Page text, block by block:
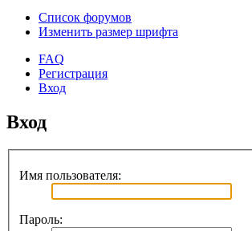
Список форумов
Изменить размер шрифта
FAQ
Регистрация
Вход
Вход
Имя пользователя:
Пароль: